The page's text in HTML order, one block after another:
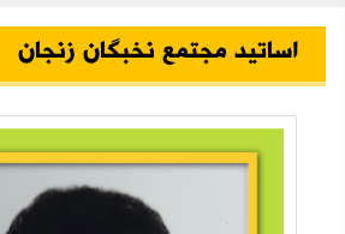
اساتید مجتمع نخبگان زنجان